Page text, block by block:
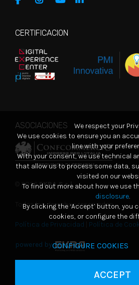
CERTIFICACION
ASOCIACIONES
© 2026EKRA S.r.l.
Todos los derechos reservados
Política de Privacidad Política de
powered by
We respect your
We use cookies to ensure you an
line with your
With your consent, we use technical
that allow us to process some data,
visited on our
To find out more about how we use
disclosure.
By clicking the ‘Accept’ button, you
cookies, or configure the
CONFIGURE COOKIES
ACCEPT